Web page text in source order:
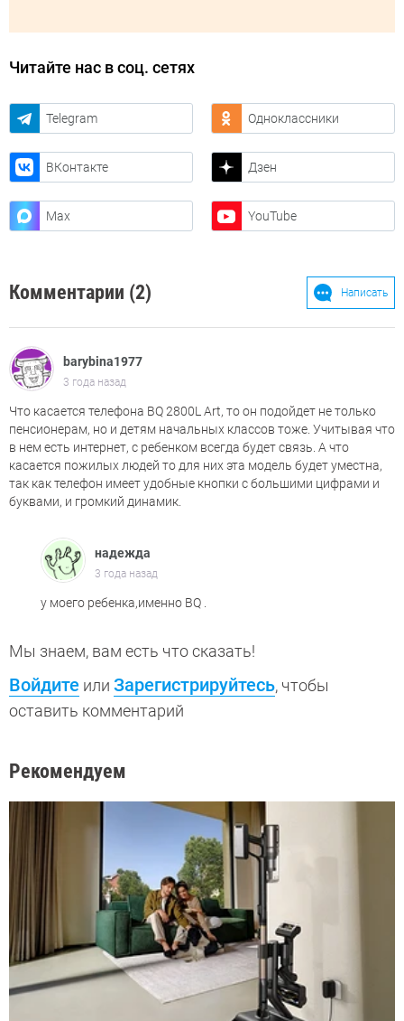
Читайте нас в соц. сетях
Telegram Одноклассники
ВКонтакте Дзен
Max YouTube
Комментарии (2) Написать
barybina1977
3 года назад
Что касается телефона BQ 2800L Art, то он подойдет не только
пенсионерам, но и детям начальных классов тоже. Учитывая что
в нем есть интернет, с ребенком всегда будет связь. А что
касается пожилых людей то для них эта модель будет уместна,
так как телефон имеет удобные кнопки с большими цифрами и
буквами, и громкий динамик.
надежда
3 года назад
у моего ребенка,именно BQ .
Мы знаем, вам есть что сказать!
Войдите или Зарегистрируйтесь, чтобы
оставить комментарий
Рекомендуем